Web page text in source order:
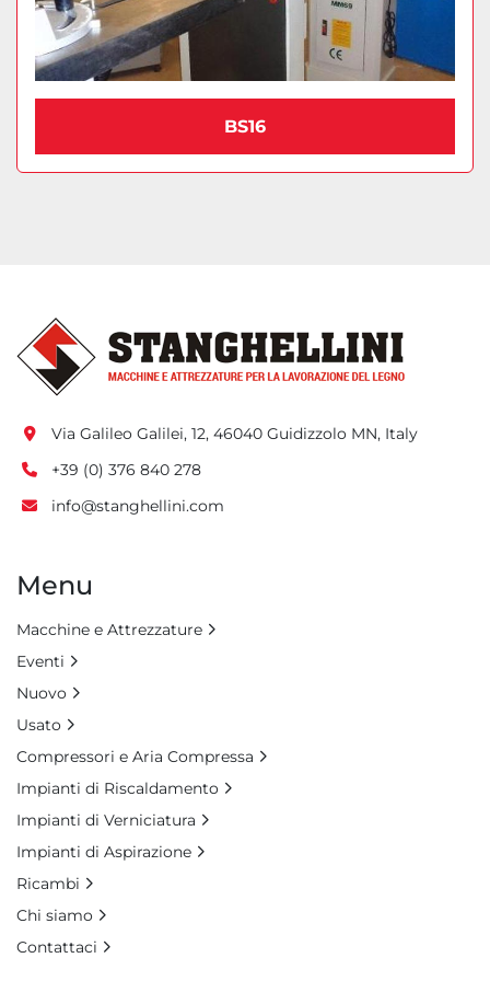
BS16
Via Galileo Galilei, 12, 46040 Guidizzolo MN, Italy
+39 (0) 376 840 278
info@stanghellini.com
Menu
Macchine e Attrezzature
Eventi
Nuovo
Usato
Compressori e Aria Compressa
Impianti di Riscaldamento
Impianti di Verniciatura
Impianti di Aspirazione
Ricambi
Chi siamo
Contattaci